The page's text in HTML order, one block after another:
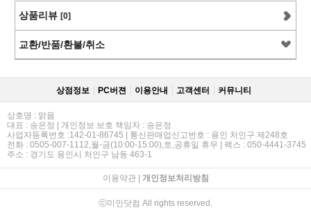
상품리뷰 [0]
교환/반품/환불/취소
상점정보 PC버젼 이용안내 고객센터 커뮤니티
상호명 : 맑음
대표 : 송은정 | 개인정보 보호 책임자 : 송은정
사업자등록번호 :142-01-86745 | 통신판매업신고번호 : 용인 처인구 제248호
전화 : 0505-007-1112,월-금(10:00-15:00),토,공휴일 휴무 | 팩스 : 050-4441-3745
주소 : 경기도 용인시 처인구 남동 463-1
이용약관| 개인정보처리방침
ⓒ미인닷컴 All rights reserved.